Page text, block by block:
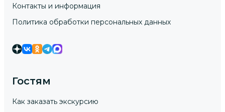
Контакты и информация
Политика обработки персональных данных
Гостям
Как заказать экскурсию